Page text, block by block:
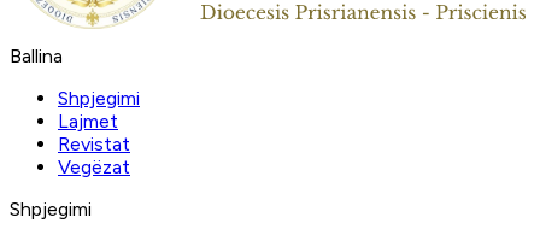
Ballina
Shpjegimi
Lajmet
Revistat
Vegëzat
Shpjegimi